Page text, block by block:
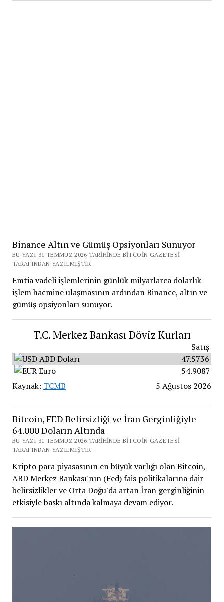
Binance Altın ve Gümüş Opsiyonları Sunuyor
BU YAZI 31 TEMMUZ 2026 TARIHINDE BITCOIN GAZETESI
TARAFINDAN YAZILMIŞTIR.
Emtia vadeli işlemlerinin günlük milyarlarca dolarlık
işlem hacmine ulaşmasının ardından Binance, altın ve
gümüş opsiyonları sunuyor.
T.C. Merkez Bankası Döviz Kurları
Satış
ABD Doları
47.5736
Euro
54.9087
Kaynak: TCMB 5 Ağustos 2026
Bitcoin, FED Belirsizliği ve İran Gerginliğiyle
64.000 Doların Altında
BU YAZI 31 TEMMUZ 2026 TARIHINDE BITCOIN GAZETESI
TARAFINDAN YAZILMIŞTIR.
Kripto para piyasasının en büyük varlığı olan Bitcoin,
ABD Merkez Bankası'nın (Fed) fais politikalarına dair
belirsizlikler ve Orta Doğu'da artan İran gerginliğinin
etkisiyle baskı altında kalmaya devam ediyor.